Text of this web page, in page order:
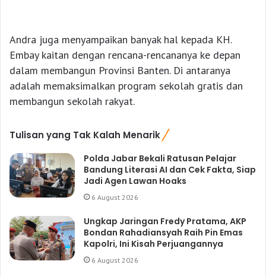
Andra juga menyampaikan banyak hal kepada KH.
Embay kaitan dengan rencana-rencananya ke depan
dalam membangun Provinsi Banten. Di antaranya
adalah memaksimalkan program sekolah gratis dan
membangun sekolah rakyat.
Tulisan yang Tak Kalah Menarik
Polda Jabar Bekali Ratusan Pelajar
Bandung Literasi AI dan Cek Fakta, Siap
Jadi Agen Lawan Hoaks
6 August 2026
Ungkap Jaringan Fredy Pratama, AKP
Bondan Rahadiansyah Raih Pin Emas
Kapolri, Ini Kisah Perjuangannya
6 August 2026